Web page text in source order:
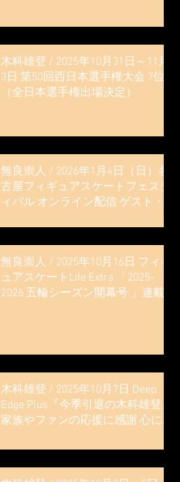
木科雄登 / 2025年10月31日～11月
3日 第50回西日本選手権大会 7位
（全日本選手権出場決定）
無良崇人 / 2026年1月4日（日）名
古屋フィギュアスケートフェステ
ィバル オンライン配信 ゲスト・
無良崇人 / 2025年10月16日 フィギ
ュアスケートLife Extra 「2025-
2026 五輪シーズン開幕号 」連載
木科雄登 / 2025年10月7日 Deep
Edge Plus『今季引退の木科雄登、
家族やファンの応援に感謝 心に響
見に来て」』